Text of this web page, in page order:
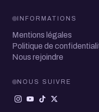
INFORMATIONS
Mentions légales
Politique de
Nous rejoindre
NOUS SUIVRE